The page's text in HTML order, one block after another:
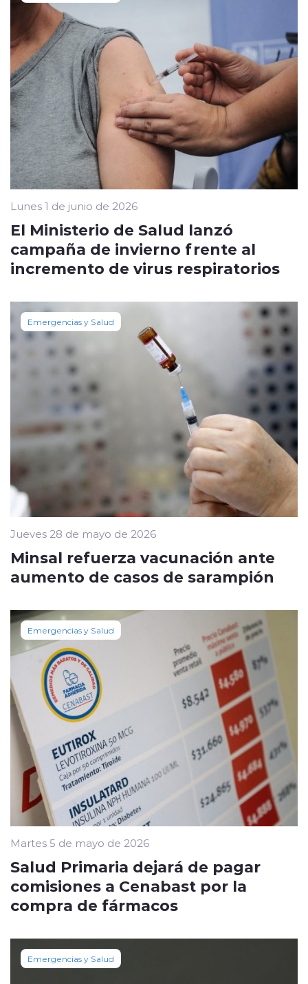
Lunes 1 de junio de 2026
El Ministerio de Salud lanzó
campaña de invierno frente al
incremento de virus respiratorios
Emergencias y Salud
Jueves 28 de mayo de 2026
Minsal refuerza vacunación ante
aumento de casos de sarampión
Emergencias y Salud
Martes 5 de mayo de 2026
Salud Primaria dejará de pagar
comisiones a Cenabast por la
compra de fármacos
Emergencias y Salud